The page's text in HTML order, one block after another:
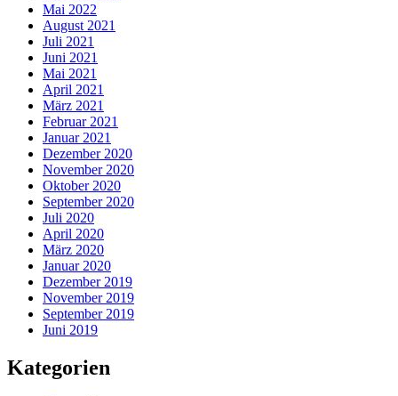
Mai 2022
August 2021
Juli 2021
Juni 2021
Mai 2021
April 2021
März 2021
Februar 2021
Januar 2021
Dezember 2020
November 2020
Oktober 2020
September 2020
Juli 2020
April 2020
März 2020
Januar 2020
Dezember 2019
November 2019
September 2019
Juni 2019
Kategorien